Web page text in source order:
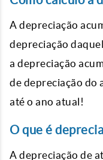
A depreciação
depreciação
a depreciação
de depreciação do
até o ano atual!
O que é
A depreciação de